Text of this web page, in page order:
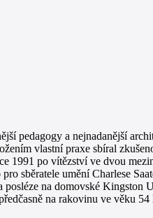
pedagogy a nejnadanější
vlastní praxe sbíral
1991 po vítězství ve dvou
sběratele umění Charlese
na domovské Kingston
na rakovinu ve věku 54